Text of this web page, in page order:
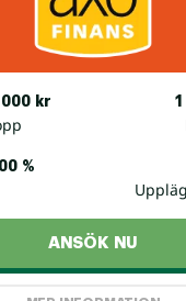
kr
%
ANSÖK NU